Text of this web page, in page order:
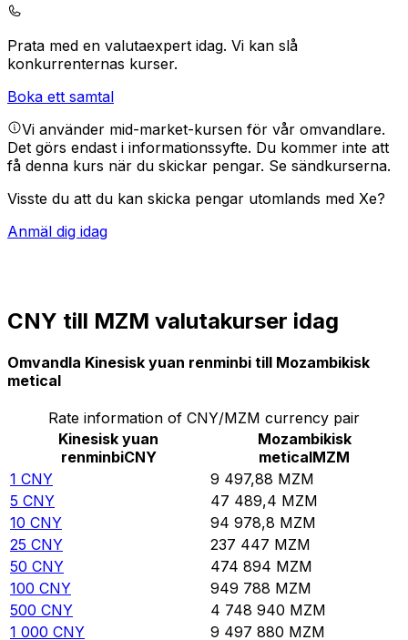
Prata med en valutaexpert idag. Vi kan slå
konkurrenternas kurser.
Boka ett samtal
Vi använder mid-market-kursen för vår omvandlare.
Det görs endast i informationssyfte. Du kommer inte att
få denna kurs när du skickar pengar. Se sändkurserna.
Visste du att du kan skicka pengar utomlands med Xe?
Anmäl dig idag
CNY till MZM valutakurser idag
Omvandla Kinesisk yuan renminbi till Mozambikisk
metical
Rate information of CNY/MZM currency pair
Kinesisk yuan
renminbiCNY
Mozambikisk
meticalMZM
1 CNY 9 497,88 MZM
5 CNY 47 489,4 MZM
10 CNY 94 978,8 MZM
25 CNY 237 447 MZM
50 CNY 474 894 MZM
100 CNY 949 788 MZM
500 CNY 4 748 940 MZM
1 000 CNY 9 497 880 MZM